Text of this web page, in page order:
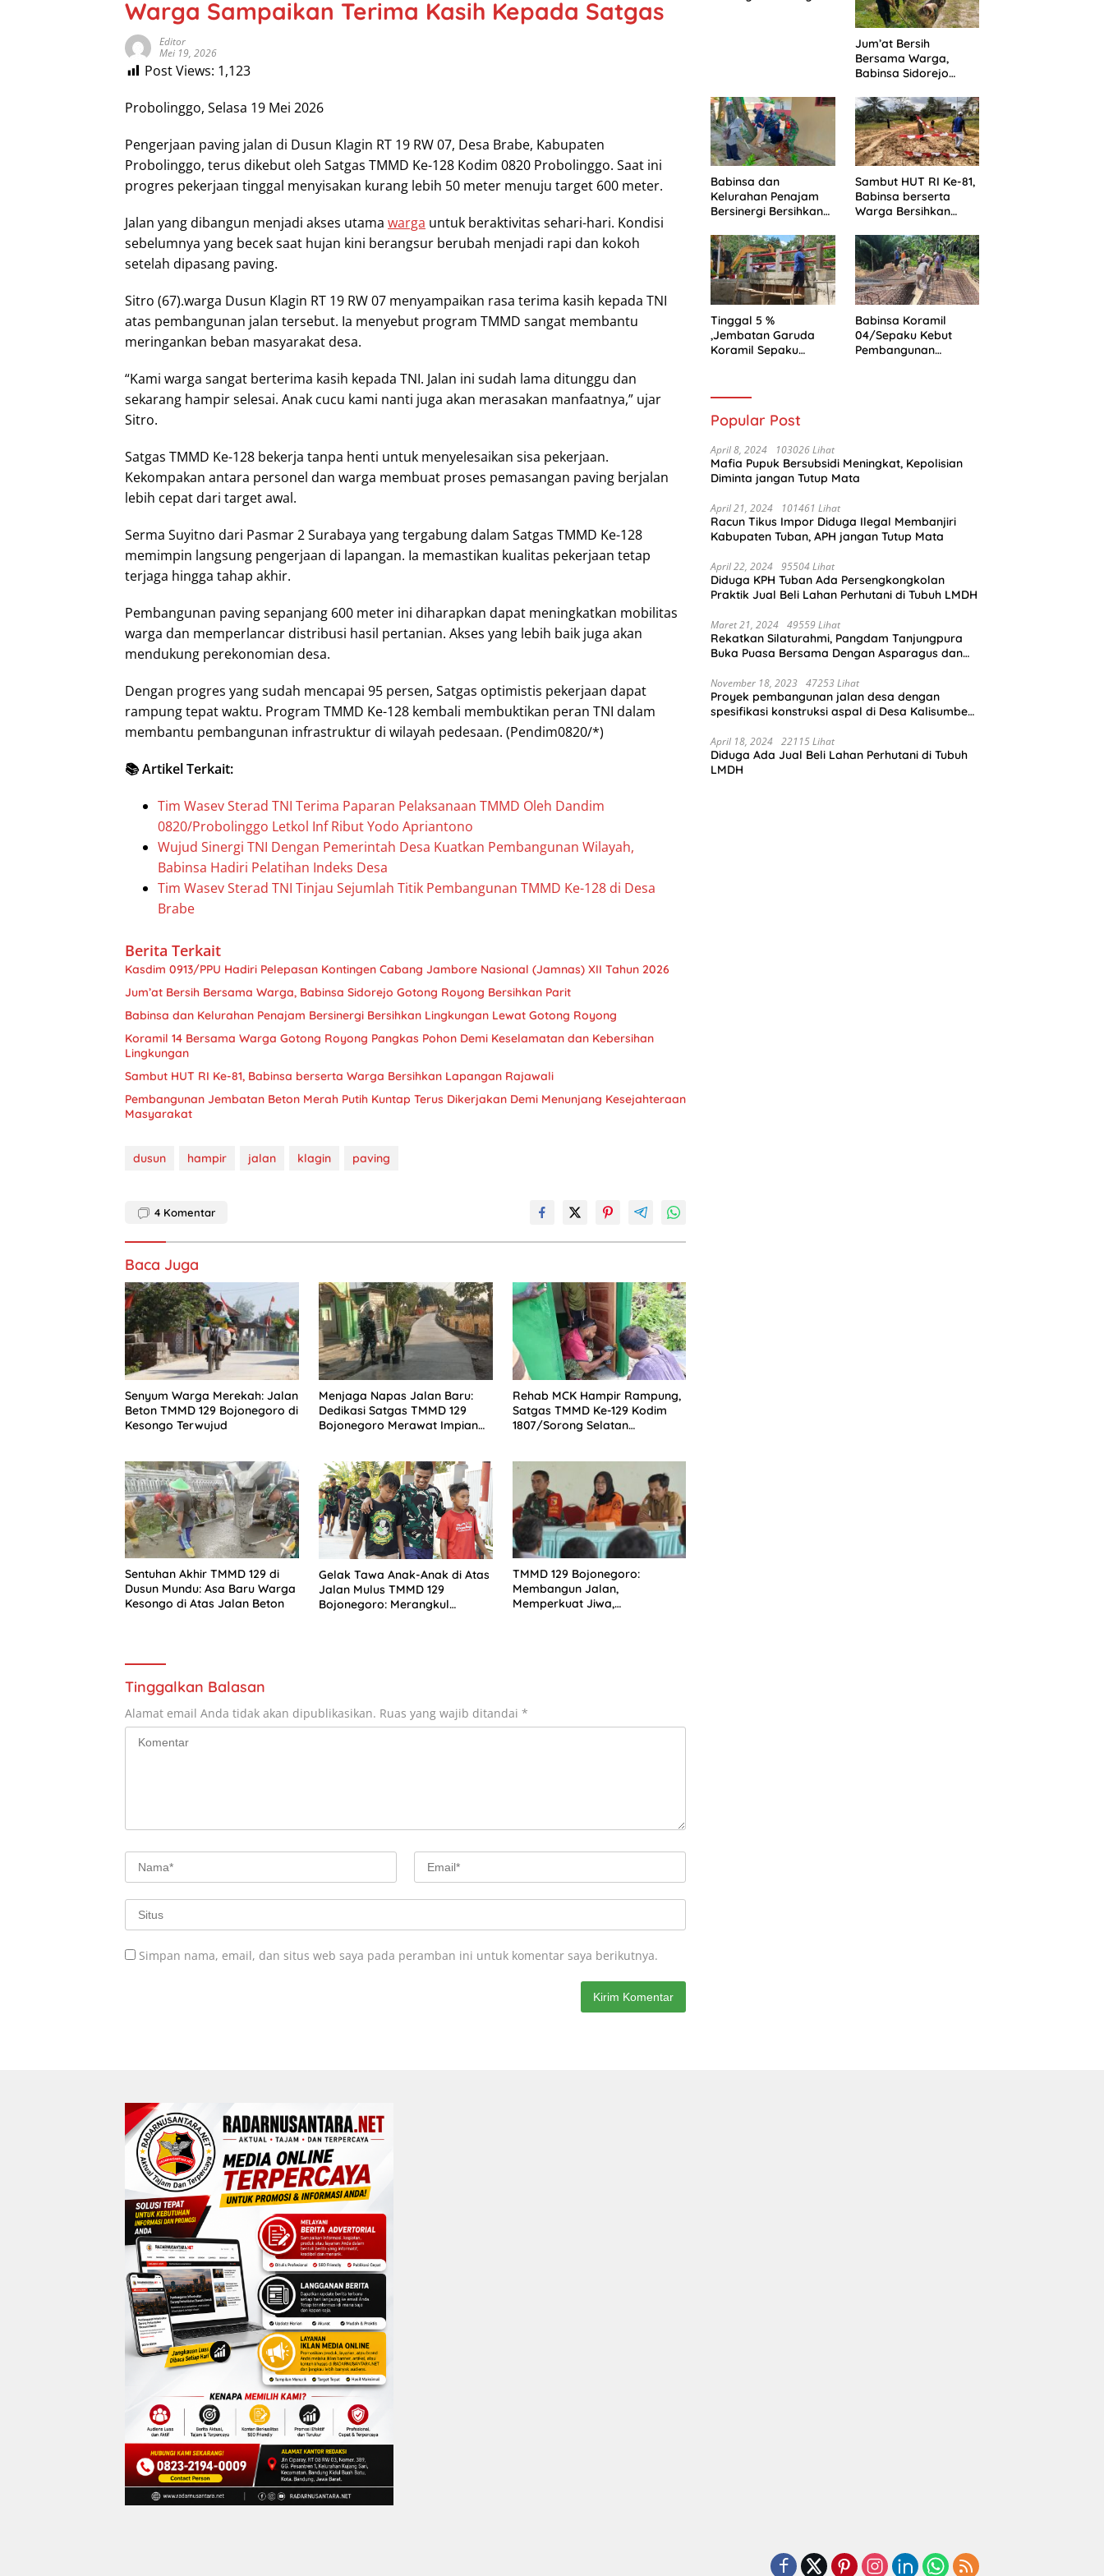
Warga Sampaikan Terima Kasih Kepada Satgas
Editor
Mei 19, 2026
Post Views: 1,123
Probolinggo, Selasa 19 Mei 2026
Pengerjaan paving jalan di Dusun Klagin RT 19 RW 07, Desa Brabe, Kabupaten
Probolinggo, terus dikebut oleh Satgas TMMD Ke-128 Kodim 0820 Probolinggo. Saat ini
progres pekerjaan tinggal menyisakan kurang lebih 50 meter menuju target 600 meter.
Jalan yang dibangun menjadi akses utama warga untuk beraktivitas sehari-hari. Kondisi
sebelumnya yang becek saat hujan kini berangsur berubah menjadi rapi dan kokoh
setelah dipasang paving.
Sitro (67).warga Dusun Klagin RT 19 RW 07 menyampaikan rasa terima kasih kepada TNI
atas pembangunan jalan tersebut. Ia menyebut program TMMD sangat membantu
meringankan beban masyarakat desa.
“Kami warga sangat berterima kasih kepada TNI. Jalan ini sudah lama ditunggu dan
sekarang hampir selesai. Anak cucu kami nanti juga akan merasakan manfaatnya,” ujar
Sitro.
Satgas TMMD Ke-128 bekerja tanpa henti untuk menyelesaikan sisa pekerjaan.
Kekompakan antara personel dan warga membuat proses pemasangan paving berjalan
lebih cepat dari target awal.
Serma Suyitno dari Pasmar 2 Surabaya yang tergabung dalam Satgas TMMD Ke-128
memimpin langsung pengerjaan di lapangan. Ia memastikan kualitas pekerjaan tetap
terjaga hingga tahap akhir.
Pembangunan paving sepanjang 600 meter ini diharapkan dapat meningkatkan mobilitas
warga dan memperlancar distribusi hasil pertanian. Akses yang lebih baik juga akan
mendukung perekonomian desa.
Dengan progres yang sudah mencapai 95 persen, Satgas optimistis pekerjaan dapat
rampung tepat waktu. Program TMMD Ke-128 kembali membuktikan peran TNI dalam
membantu pembangunan infrastruktur di wilayah pedesaan. (Pendim0820/*)
📚 Artikel Terkait:
Tim Wasev Sterad TNI Terima Paparan Pelaksanaan TMMD Oleh Dandim
0820/Probolinggo Letkol Inf Ribut Yodo Apriantono
Wujud Sinergi TNI Dengan Pemerintah Desa Kuatkan Pembangunan Wilayah,
Babinsa Hadiri Pelatihan Indeks Desa
Tim Wasev Sterad TNI Tinjau Sejumlah Titik Pembangunan TMMD Ke-128 di Desa
Brabe
Berita Terkait
Kasdim 0913/PPU Hadiri Pelepasan Kontingen Cabang Jambore Nasional (Jamnas) XII Tahun 2026
Jum’at Bersih Bersama Warga, Babinsa Sidorejo Gotong Royong Bersihkan Parit
Babinsa dan Kelurahan Penajam Bersinergi Bersihkan Lingkungan Lewat Gotong Royong
Koramil 14 Bersama Warga Gotong Royong Pangkas Pohon Demi Keselamatan dan Kebersihan
Lingkungan
Sambut HUT RI Ke-81, Babinsa berserta Warga Bersihkan Lapangan Rajawali
Pembangunan Jembatan Beton Merah Putih Kuntap Terus Dikerjakan Demi Menunjang Kesejahteraan
Masyarakat
dusun hampir jalan klagin paving
4 Komentar
Baca Juga
Senyum Warga Merekah: Jalan
Beton TMMD 129 Bojonegoro di
Kesongo Terwujud
Menjaga Napas Jalan Baru:
Dedikasi Satgas TMMD 129
Bojonegoro Merawat Impian
Rehab MCK Hampir Rampung,
Satgas TMMD Ke-129 Kodim
1807/Sorong Selatan
Sentuhan Akhir TMMD 129 di
Dusun Mundu: Asa Baru Warga
Kesongo di Atas Jalan Beton
Gelak Tawa Anak-Anak di Atas
Jalan Mulus TMMD 129
Bojonegoro: Merangkul
TMMD 129 Bojonegoro:
Membangun Jalan,
Memperkuat Jiwa,
Tinggalkan Balasan
Alamat email Anda tidak akan dipublikasikan. Ruas yang wajib ditandai *
Simpan nama, email, dan situs web saya pada peramban ini untuk komentar saya berikutnya.
Jum’at Bersih
Bersama Warga,
Babinsa Sidorejo
Bersihkan Parit
Babinsa dan
Kelurahan Penajam
Bersinergi Bersihkan
Gotong Royong
Sambut HUT RI Ke-81,
Babinsa berserta
Warga Bersihkan
Tinggal 5 %
,Jembatan Garuda
Koramil Sepaku
Babinsa Koramil
04/Sepaku Kebut
Pembangunan
Popular Post
April 8, 2024 103026 Lihat
Mafia Pupuk Bersubsidi Meningkat, Kepolisian
Diminta jangan Tutup Mata
April 21, 2024 101461 Lihat
Racun Tikus Impor Diduga Ilegal Membanjiri
Kabupaten Tuban, APH jangan Tutup Mata
April 22, 2024 95504 Lihat
Diduga KPH Tuban Ada Persengkongkolan
Praktik Jual Beli Lahan Perhutani di Tubuh LMDH
Maret 21, 2024 49559 Lihat
Rekatkan Silaturahmi, Pangdam Tanjungpura
Buka Puasa Bersama Dengan Asparagus dan
November 18, 2023 47253 Lihat
Proyek pembangunan jalan desa dengan
spesifikasi konstruksi aspal di Desa Kalisumber,
Bojonegoro.Progres pekerjaanya sudah selesai
di tahun 2023
April 18, 2024 22115 Lihat
Diduga Ada Jual Beli Lahan Perhutani di Tubuh
LMDH